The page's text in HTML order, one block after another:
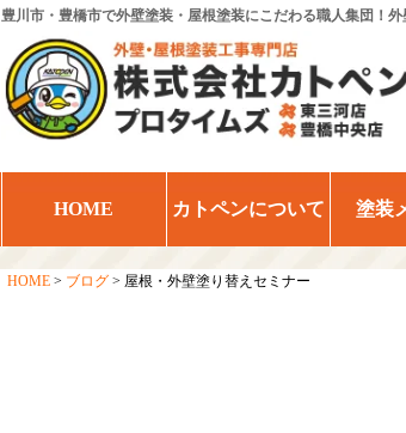
豊川市・豊橋市で外壁塗装・屋根塗装にこだわる職人集団！
HOME カトペンについて 塗装
HOME > ブログ > 屋根・外壁塗り替えセミナー